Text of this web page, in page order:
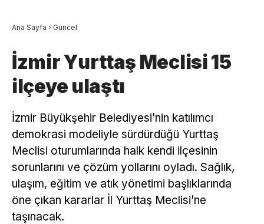
Ana Sayfa › Güncel
İzmir Yurttaş Meclisi 15
ilçeye ulaştı
İzmir Büyükşehir Belediyesi’nin katılımcı
demokrasi modeliyle sürdürdüğü Yurttaş
Meclisi oturumlarında halk kendi ilçesinin
sorunlarını ve çözüm yollarını oyladı. Sağlık,
ulaşım, eğitim ve atık yönetimi başlıklarında
öne çıkan kararlar İl Yurttaş Meclisi’ne
taşınacak.